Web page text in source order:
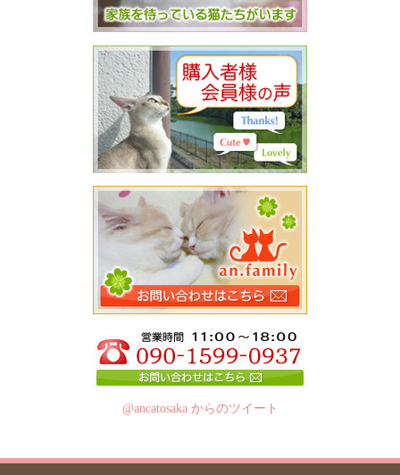
@ancatosaka からのツイート